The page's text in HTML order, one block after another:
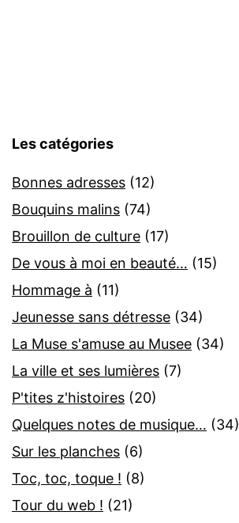
Les catégories
Bonnes adresses (12)
Bouquins malins (74)
Brouillon de culture (17)
De vous à moi en beauté… (15)
Hommage à (11)
Jeunesse sans détresse (34)
La Muse s'amuse au Musee (34)
La ville et ses lumières (7)
P'tites z'histoires (20)
Quelques notes de musique… (34)
Sur les planches (6)
Toc, toc, toque ! (8)
Tour du web ! (21)